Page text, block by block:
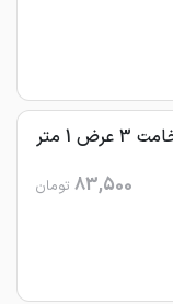
ورق اسیدشویی ضخامت 3 عرض 1 متر
83,500 تومان